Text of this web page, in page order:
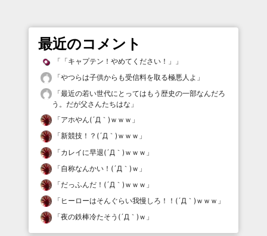
最近のコメント
「 「キャプテン！やめてください！」
」
「やつらは子供からも受信料を取る極悪人よ 」
「最近の若い世代にとってはもう歴史の一部なんだろ
う。だが父さんたちはな 」
「アホやん(´Д｀)ｗｗｗ 」
「新競技！？(´Д｀)ｗｗｗ 」
「カレイに早退(´Д｀)ｗｗｗ 」
「自称なんかい！(´Д｀)ｗ 」
「だっふんだ！(´Д｀)ｗｗｗ 」
「 ヒーローはそんぐらい我慢しろ！！(´Д｀)ｗｗｗ 」
「夜の鉄棒冷たそう(´Д｀)ｗ 」